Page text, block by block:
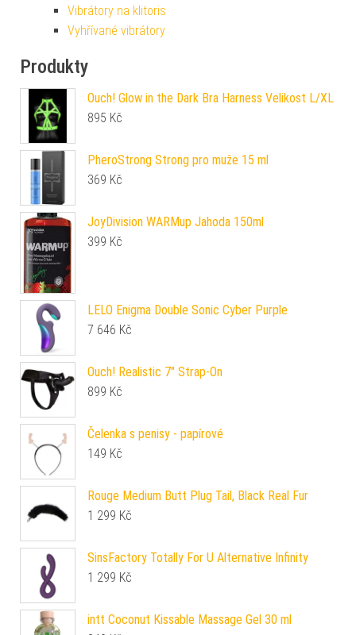
Vibrátory na klitoris
Vyhřívané vibrátory
Produkty
Ouch! Glow in the Dark Bra Harness Velikost L/XL
895 Kč
PheroStrong Strong pro muže 15 ml
369 Kč
JoyDivision WARMup Jahoda 150ml
399 Kč
LELO Enigma Double Sonic Cyber Purple
7 646 Kč
Ouch! Realistic 7″ Strap-On
899 Kč
Čelenka s penisy - papírové
149 Kč
Rouge Medium Butt Plug Tail, Black Real Fur
1 299 Kč
SinsFactory Totally For U Alternative Infinity
1 299 Kč
intt Coconut Kissable Massage Gel 30 ml